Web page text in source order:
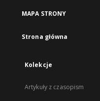
MAPA STRONY
Strona główna
Kolekcje
Artykuły z czasopism